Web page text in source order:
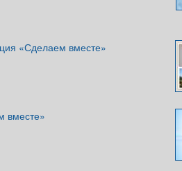
«Сделаем вместе»
вместе»